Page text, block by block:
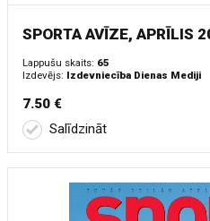
SPORTA AVĪZE, APRĪLIS
Lappušu skaits: 65
Izdevējs: Izdevniecība Dienas Mediji
7.50 €
Salīdzināt